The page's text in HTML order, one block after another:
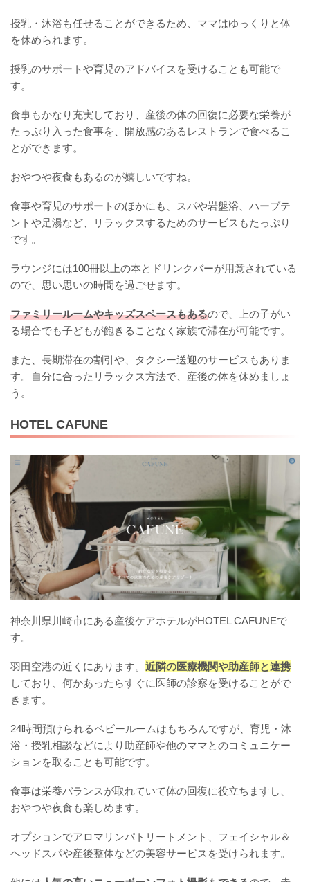
授乳・沐浴も任せることができるため、ママはゆっくりと体
を休められます。
授乳のサポートや育児のアドバイスを受けることも可能で
す。
食事もかなり充実しており、産後の体の回復に必要な栄養が
たっぷり入った食事を、開放感のあるレストランで食べるこ
とができます。
おやつや夜食もあるのが嬉しいですね。
食事や育児のサポートのほかにも、スパや岩盤浴、ハーブテ
ントや足湯など、リラックスするためのサービスもたっぷり
です。
ラウンジには100冊以上の本とドリンクバーが用意されている
ので、思い思いの時間を過ごせます。
ファミリールームやキッズスペースもあるので、上の子がい
る場合でも子どもが飽きることなく家族で滞在が可能です。
また、長期滞在の割引や、タクシー送迎のサービスもありま
す。自分に合ったリラックス方法で、産後の体を休めましょ
う。
HOTEL CAFUNE
神奈川県川崎市にある産後ケアホテルがHOTEL CAFUNEで
す。
羽田空港の近くにあります。 近隣の医療機関や助産師と連携
しており、何かあったらすぐに医師の診察を受けることがで
きます。
24時間預けられるベビールームはもちろんですが、育児・沐
浴・授乳相談などにより助産師や他のママとのコミュニケー
ションを取ることも可能です。
食事は栄養バランスが取れていて体の回復に役立ちますし、
おやつや夜食も楽しめます。
オプションでアロマリンパトリートメント、フェイシャル＆
ヘッドスパや産後整体などの美容サービスを受けられます。